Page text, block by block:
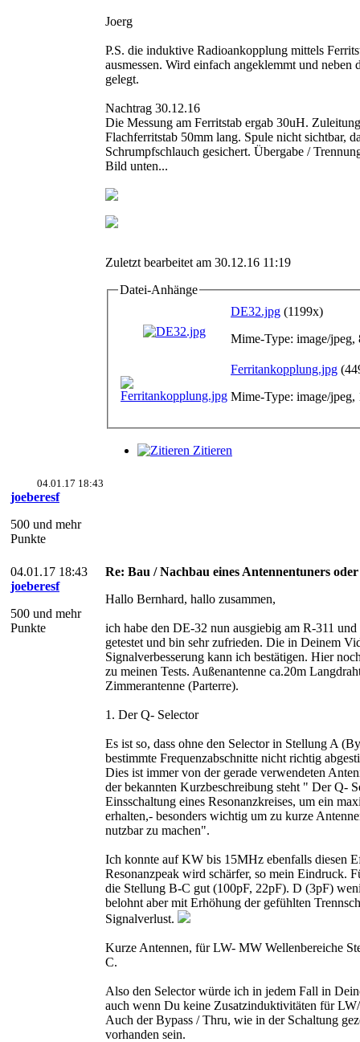
Joerg
P.S. die induktive Radioankopplung mittels
ausmessen. Wird einfach angeklemmt und neben
gelegt.
Nachtrag 30.12.16
Die Messung am Ferritstab ergab 30uH.
Flachferritstab 50mm lang. Spule nicht sichtbar,
Schrumpfschlauch gesichert. Übergabe /
Bild unten...
Zuletzt bearbeitet am 30.12.16 11:19
Datei-Anhänge
DE32.jpg (1199x)
Mime-Type: image/jpeg,
Ferritankopplung.jpg
Mime-Type: image/jpeg,
Zitieren
04.01.17 18:43
joeberesf
500 und mehr
Punkte
04.01.17 18:43
joeberesf
500 und mehr
Punkte
Re: Bau / Nachbau eines Antennentuners
Hallo Bernhard, hallo zusammen,
ich habe den DE-32 nun ausgiebig am R-311
getestet und bin sehr zufrieden. Die in Deinem
Signalverbesserung kann ich bestätigen. Hier
zu meinen Tests. Außenantenne ca.20m
Zimmerantenne (Parterre).
1. Der Q- Selector
Es ist so, dass ohne den Selector in Stellung A
bestimmte Frequenzabschnitte nicht richtig
Dies ist immer von der gerade verwendeten
der bekannten Kurzbeschreibung steht " Der Q-
Einsschaltung eines Resonanzkreises, um ein
erhalten,- besonders wichtig um zu kurze
nutzbar zu machen".
Ich konnte auf KW bis 15MHz ebenfalls diesen
Resonanzpeak wird schärfer, so mein Eindruck.
die Stellung B-C gut (100pF, 22pF). D (3pF)
belohnt aber mit Erhöhung der gefühlten
Signalverlust.
Kurze Antennen, für LW- MW Wellenbereiche
C.
Also den Selector würde ich in jedem Fall in
auch wenn Du keine Zusatzinduktivitäten für
Auch der Bypass / Thru, wie in der Schaltung
vorhanden sein.